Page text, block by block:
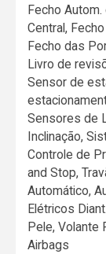
Fecho
Central,
Fecho das
Livro de
Sensor de
Sensores de
Inclinação,
Controle de
and Stop,
Automático,
Elétricos
Pele, Volante
Airbags